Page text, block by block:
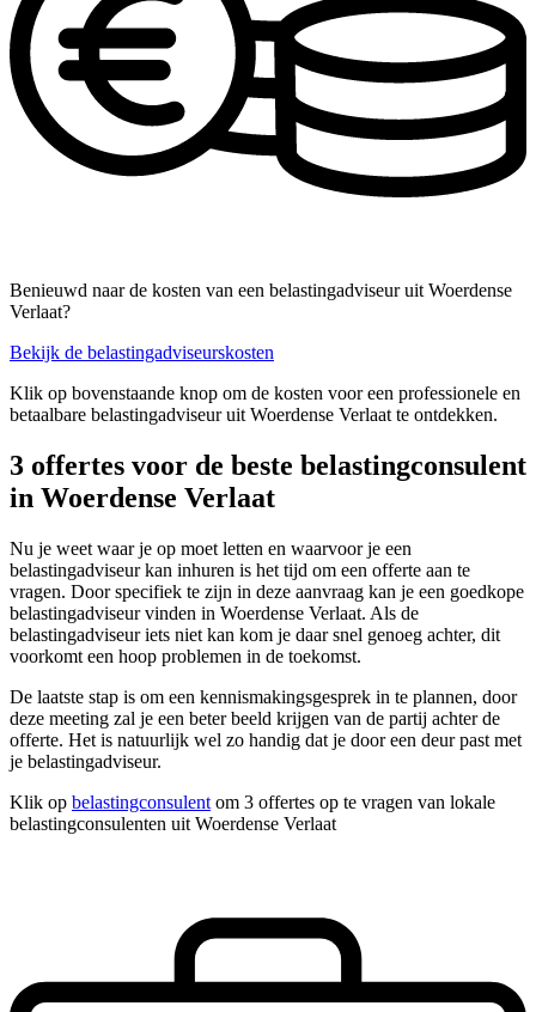
Benieuwd naar de kosten van een belastingadviseur uit Woerdense
Verlaat?
Bekijk de belastingadviseurskosten
Klik op bovenstaande knop om de kosten voor een professionele en
betaalbare belastingadviseur uit Woerdense Verlaat te ontdekken.
3 offertes voor de beste belastingconsulent
in Woerdense Verlaat
Nu je weet waar je op moet letten en waarvoor je een
belastingadviseur kan inhuren is het tijd om een offerte aan te
vragen. Door specifiek te zijn in deze aanvraag kan je een goedkope
belastingadviseur vinden in Woerdense Verlaat. Als de
belastingadviseur iets niet kan kom je daar snel genoeg achter, dit
voorkomt een hoop problemen in de toekomst.
De laatste stap is om een kennismakingsgesprek in te plannen, door
deze meeting zal je een beter beeld krijgen van de partij achter de
offerte. Het is natuurlijk wel zo handig dat je door een deur past met
je belastingadviseur.
Klik op belastingconsulent om 3 offertes op te vragen van lokale
belastingconsulenten uit Woerdense Verlaat